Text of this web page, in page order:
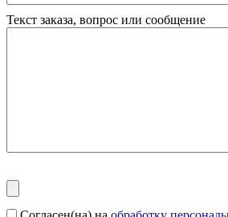
Текст заказа, вопрос или сообщение